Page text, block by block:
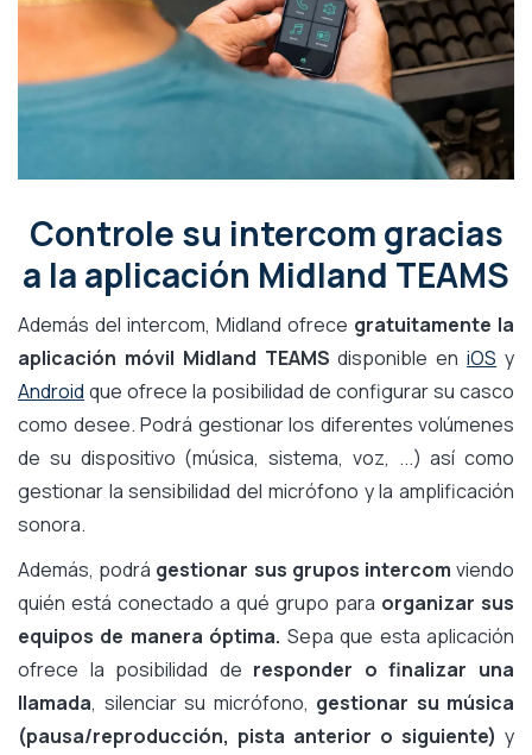
Controle su intercom gracias
a la aplicación Midland TEAMS
Además del intercom, Midland ofrece gratuitamente la
aplicación móvil Midland TEAMS disponible eniOS y
Android que ofrece la posibilidad de configurar su casco
como desee. Podrá gestionar los diferentes volúmenes
de su dispositivo (música, sistema, voz, ...) así como
gestionar la sensibilidad del micrófono y la amplificación
sonora.
Además, podrá gestionar sus grupos intercom viendo
quién está conectado a qué grupo para organizar sus
equipos de manera óptima. Sepa que esta aplicación
ofrece la posibilidad de responder o finalizar una
llamada, silenciar su micrófono, gestionar su música
(pausa/reproducción, pista anterior o siguiente) y